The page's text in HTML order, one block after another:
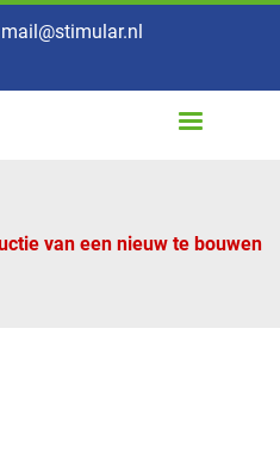
mail@stimular.nl
van een nieuw te bouwen